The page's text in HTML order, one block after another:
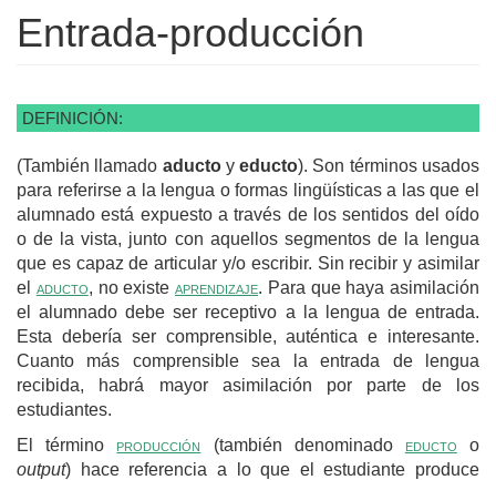
Entrada-producción
DEFINICIÓN:
(También llamado aducto yeducto). Son términos usados
para referirse a la lengua o formas lingüísticas a las que el
alumnado está expuesto a través de los sentidos del oído
o de la vista, junto con aquellos segmentos de la lengua
que es capaz de articular y/o escribir. Sin recibir y asimilar
el aducto, no existe aprendizaje. Para que haya asimilación
el alumnado debe ser receptivo a la lengua de entrada.
Esta debería ser comprensible, auténtica e interesante.
Cuanto más comprensible sea la entrada de lengua
recibida, habrá mayor asimilación por parte de los
estudiantes.
El término producción (también denominado educto o
output) hace referencia a lo que el estudiante produce